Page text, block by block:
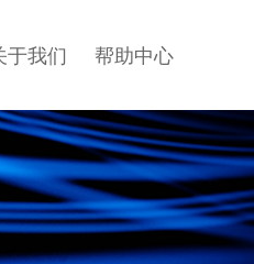
于我们 帮助中心